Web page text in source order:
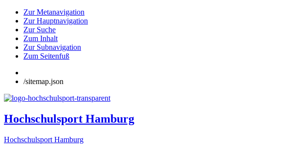
Zur Metanavigation
Zur Hauptnavigation
Zur Suche
Zum Inhalt
Zur Subnavigation
Zum Seitenfuß
/sitemap.json
Hochschulsport Hamburg
Hochschulsport Hamburg